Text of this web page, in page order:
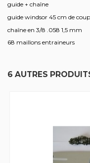
guide + chaîne
guide windsor 45 cm de
chaîne en 3/8 .058 1,5 mm
68 maillons entraineurs
6 AUTRES